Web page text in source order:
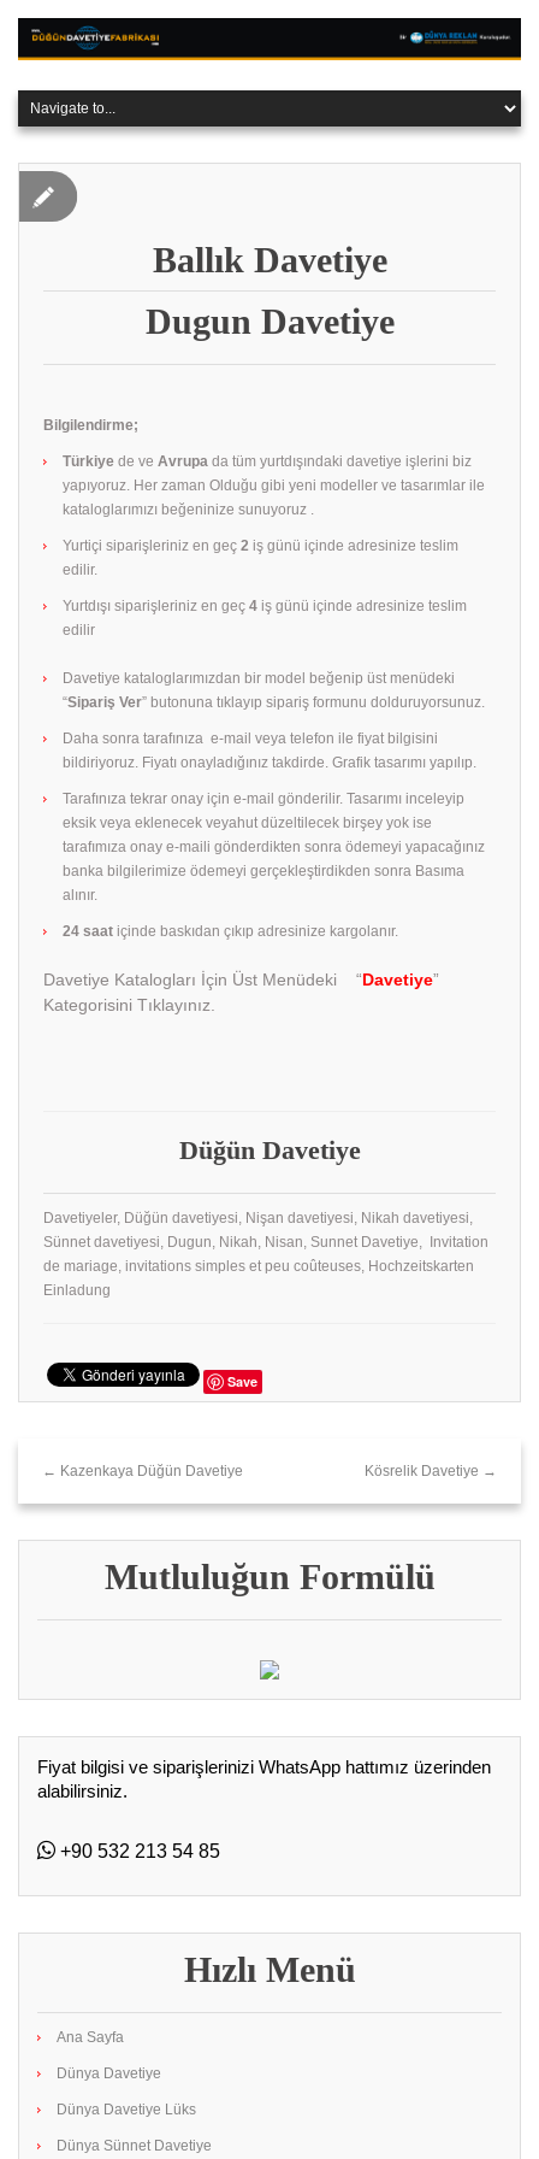
Ballık Davetiye
Dugun Davetiye
Bilgilendirme;
Türkiye de ve Avrupa da tüm yurtdışındaki davetiye işlerini biz
yapıyoruz. Her zaman Olduğu gibi yeni modeller ve tasarımlar ile
kataloglarımızı beğeninize sunuyoruz .
Yurtiçi siparişleriniz en geç 2 iş günü içinde adresinize teslim
edilir.
Yurtdışı siparişleriniz en geç 4 iş günü içinde adresinize teslim
edilir
Davetiye kataloglarımızdan bir model beğenip üst menüdeki
“Sipariş Ver” butonuna tıklayıp sipariş formunu dolduruyorsunuz.
Daha sonra tarafınıza e-mail veya telefon ile fiyat bilgisini
bildiriyoruz. Fiyatı onayladığınız takdirde. Grafik tasarımı yapılıp.
Tarafınıza tekrar onay için e-mail gönderilir. Tasarımı inceleyip
eksik veya eklenecek veyahut düzeltilecek birşey yok ise
tarafımıza onay e-maili gönderdikten sonra ödemeyi yapacağınız
banka bilgilerimize ödemeyi gerçekleştirdikden sonra Basıma
alınır.
24 saat içinde baskıdan çıkıp adresinize kargolanır.
Davetiye Katalogları İçin Üst Menüdeki “Davetiye”
Kategorisini Tıklayınız.
Düğün Davetiye
Davetiyeler, Düğün davetiyesi, Nişan davetiyesi, Nikah davetiyesi,
Sünnet davetiyesi, Dugun, Nikah, Nisan, Sunnet Davetiye, Invitation
de mariage, invitations simples et peu coûteuses, Hochzeitskarten
Einladung
Save
← Kazenkaya Düğün Davetiye Kösrelik Davetiye →
Mutluluğun Formülü
Fiyat bilgisi ve siparişlerinizi WhatsApp hattımız üzerinden
alabilirsiniz.
+90 532 213 54 85
Hızlı Menü
Ana Sayfa
Dünya Davetiye
Dünya Davetiye Lüks
Dünya Sünnet Davetiye